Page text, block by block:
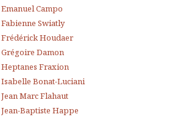
Emanuel Campo
Fabienne Swiatly
Frédérick Houdaer
Grégoire Damon
Heptanes Fraxion
Isabelle Bonat-Luciani
Jean Marc Flahaut
Jean-Baptiste Happe